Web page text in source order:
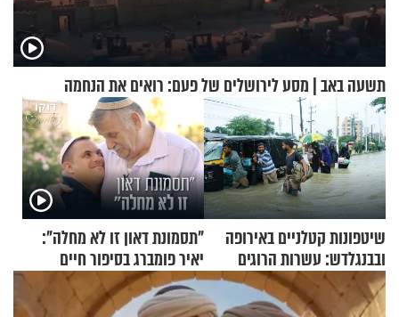
תשעה באב | מסע לירושלים של פעם: רואים את הנחמה
שיטפונות קטלניים באירופה
ובבנגלדש: עשרות הרוגים
ומיליון נפגעים
"תסמונת דאון זו לא מחלה":
יאיר פומברג בסיפור חיים
מעורר השראה